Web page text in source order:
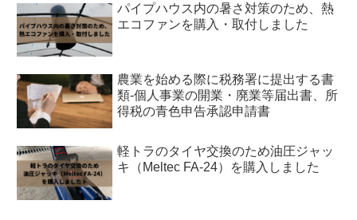
パイプハウス内の暑さ対策のため、熱
エコファンを購入・取付しました
農業を始める際に税務署に提出する書
類-個人事業の開業・廃業等届出書、所
得税の青色申告承認申請書
軽トラのタイヤ交換のため油圧ジャッ
キ（Meltec FA-24）を購入しました